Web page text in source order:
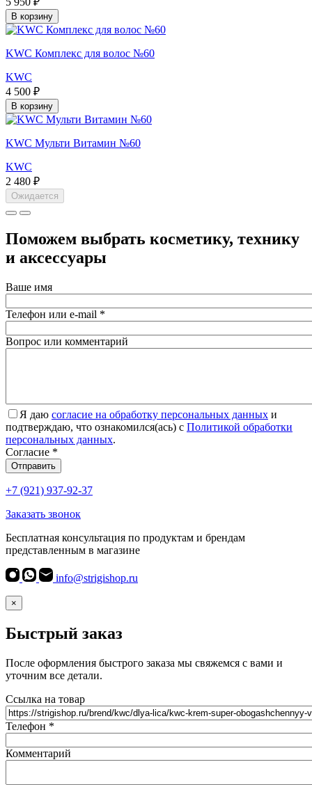
В корзину
KWC Комплекс для волос №60
KWC
4 500 ₽
В корзину
KWC Мульти Витамин №60
KWC
2 480 ₽
Ожидается
Поможем выбрать косметику, технику
и аксессуары
Ваше имя
Телефон или e-mail *
Вопрос или комментарий
Я даю согласие на обработку персональных данных и
подтверждаю, что ознакомился(ась) с Политикой обработки
персональных данных.
Согласие *
Отправить
+7 (921) 937-92-37
Заказать звонок
Бесплатная консультация по продуктам и брендам
представленным в магазине
info@strigishop.ru
×
Быстрый заказ
После оформления быстрого заказа мы свяжемся с вами и
уточним все детали.
Ссылка на товар
Телефон *
Комментарий